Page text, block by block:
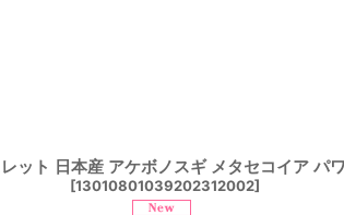
ット 日本産 アケボノスギ メタセコイア パ
[13010801039202312002]